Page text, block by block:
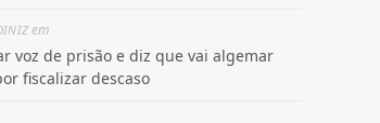
em
voz de prisão e diz que vai algemar
fiscalizar descaso